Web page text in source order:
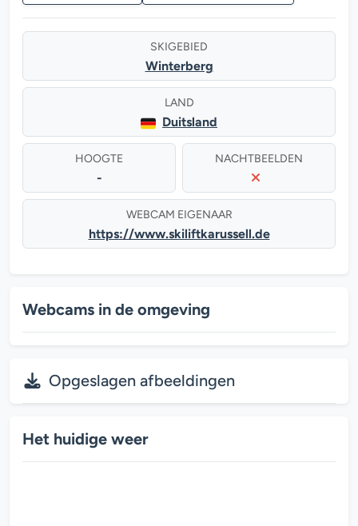
SKIGEBIED
Winterberg
LAND
Duitsland
HOOGTE
-
NACHTBEELDEN
WEBCAM EIGENAAR
https://www.skiliftkarussell.de
Webcams in de omgeving
Opgeslagen afbeeldingen
Het huidige weer